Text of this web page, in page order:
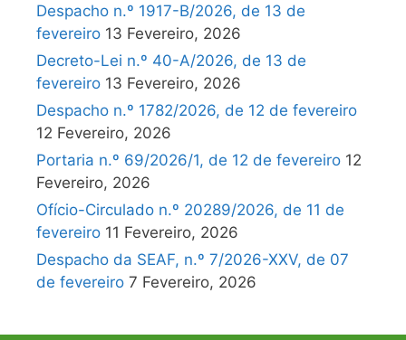
Despacho n.º 1917-B/2026, de 13 de
fevereiro 13 Fevereiro, 2026
Decreto-Lei n.º 40-A/2026, de 13 de
fevereiro 13 Fevereiro, 2026
Despacho n.º 1782/2026, de 12 de fevereiro
12 Fevereiro, 2026
Portaria n.º 69/2026/1, de 12 de fevereiro 12
Fevereiro, 2026
Ofício-Circulado n.º 20289/2026, de 11 de
fevereiro 11 Fevereiro, 2026
Despacho da SEAF, n.º 7/2026-XXV, de 07
de fevereiro 7 Fevereiro, 2026